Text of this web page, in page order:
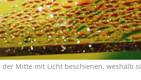
Mitte mit Licht beschienen, weshalb